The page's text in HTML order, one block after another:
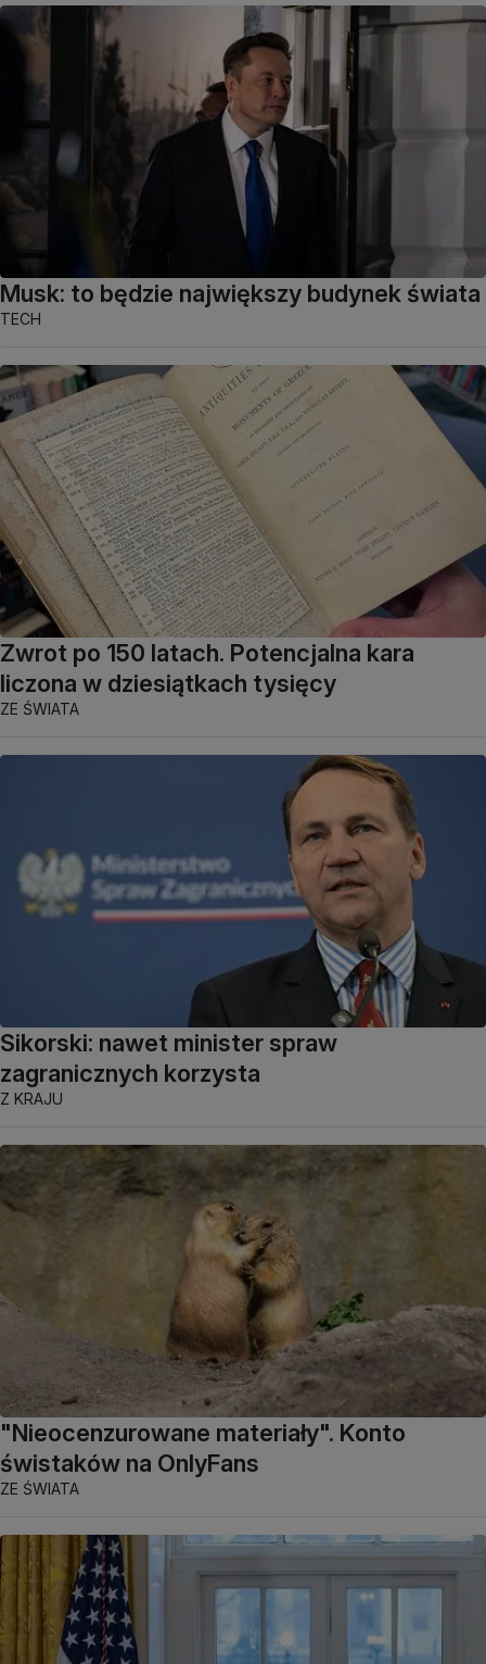
Musk: to będzie największy budynek świata
TECH
Zwrot po 150 latach. Potencjalna kara
liczona w dziesiątkach tysięcy
ZE ŚWIATA
Sikorski: nawet minister spraw
zagranicznych korzysta
Z KRAJU
"Nieocenzurowane materiały". Konto
świstaków na OnlyFans
ZE ŚWIATA